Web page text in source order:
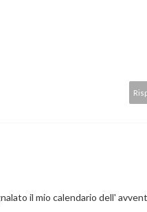
il mio calendario dell'